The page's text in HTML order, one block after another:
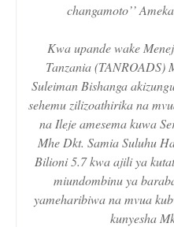
changamoto’’
Kwa upande wake
Tanzania (TANROADS)
Suleiman Bishanga
sehemu zilizoathirika na
na Ileje amesema kuwa
Mhe Dkt. Samia Suluhu
Bilioni 5.7 kwa ajili ya
miundombinu ya
yameharibiwa na mvua
kunyesha